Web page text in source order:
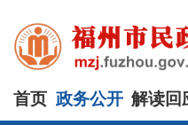
首页 政务公开 解读回